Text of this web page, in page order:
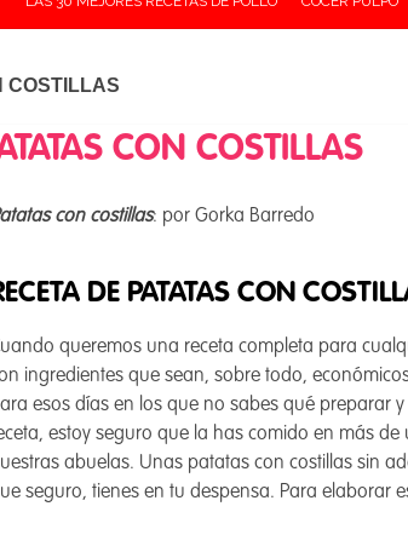
COSTILLAS
CON COSTILLAS
con costillas: por Gorka Barredo
DE PATATAS CON
queremos una receta completa para
ingredientes que sean, sobre todo,
esos días en los que no sabes qué preparar
estoy seguro que la has comido en más de
abuelas. Unas patatas con costillas sin
seguro, tienes en tu despensa. Para elaborar